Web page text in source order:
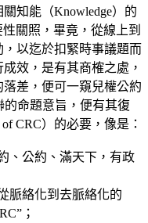
知能（Knowledge）的
性關照，畢竟，從線上到
以迄於扣緊時事議題而
效，是有其商榷之處，
差，便可一窺兒權公約
命題意旨，便有其復
CRC）的必要，像是：
、公約、滿天下，有政
脈絡化到去脈絡化的
；